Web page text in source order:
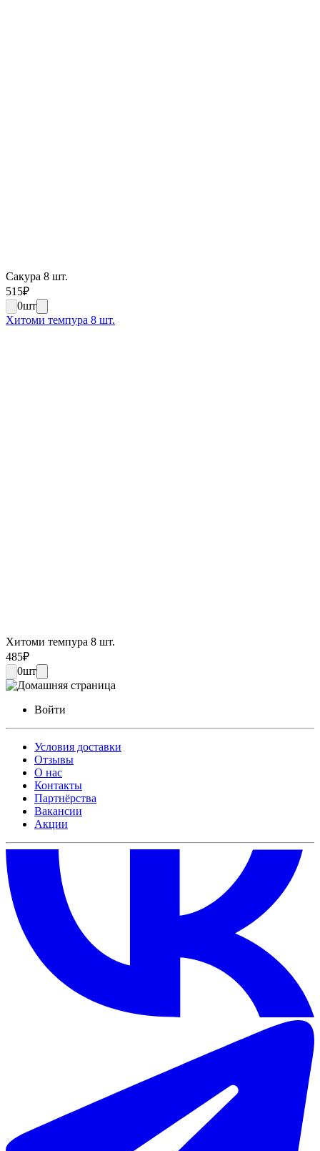
Сакура 8 шт.
515₽
0шт
Хитоми темпура 8 шт.
Хитоми темпура 8 шт.
485₽
0шт
Войти
Условия доставки
Отзывы
О нас
Контакты
Партнёрства
Вакансии
Акции